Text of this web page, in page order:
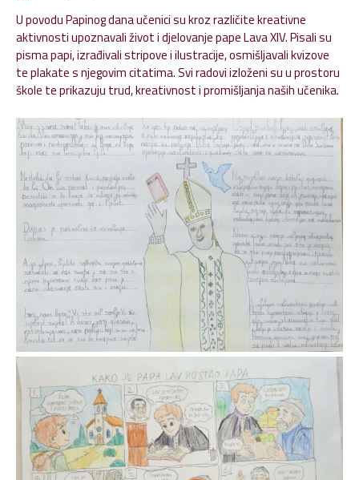
U povodu Papinog dana učenici su kroz različite kreativne
aktivnosti upoznavali život i djelovanje pape LavaXIV. Pisali su
pisma papi, izrađivali stripove i ilustracije, osmišljavali kvizove
te plakate s njegovim citatima. Svi radovi izloženi su u prostoru
škole te prikazuju trud, kreativnost i promišljanja naših učenika.